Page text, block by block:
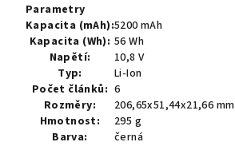
Parametry
Kapacita (mAh):5200 mAh
Kapacita (Wh): 56 Wh
Napětí:
10,8 V
Typ:
Li-Ion
Počet článků: 6
Rozměry:
206,65x51,44x21,66 mm
Hmotnost:
295 g
Barva:
černá